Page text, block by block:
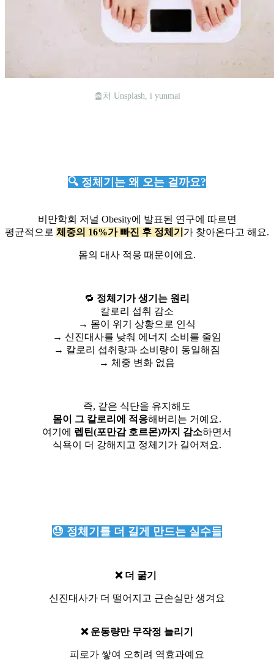
출처 Unsplash, i yunmai
🔍 정체기는 왜 오는 걸까요?
비만학회 저널 Obesity에 발표된 연구에 따르면
평균적으로 체중의 16%가 빠진 후 정체기 가 찾아온다고 해요.
몸의 대사 적응 때문이에요.
🔁 정체기가 생기는 원리
칼로리 섭취 감소
→ 몸이 위기 상황으로 인식
→ 신진대사를 낮춰 에너지 소비를 줄임
→ 칼로리 섭취량과 소비량이 동일해짐
→ 체중 변화 없음
즉, 같은 식단을 유지해도
몸이 그 칼로리에 적응해버리는 거예요.
여기에 렙틴(포만감 호르몬)까지 감소하면서
식욕이 더 강해지고 정체기가 길어져요.
😓 정체기를 더 길게 만드는 실수들
❌ 더 굶기
신진대사가 더 떨어지고 근손실만 생겨요
❌ 운동량만 무작정 늘리기
피로가 쌓여 오히려 역효과예요